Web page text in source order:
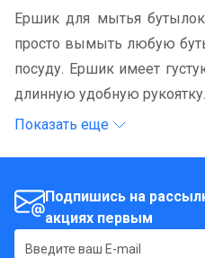
Ершик для мытья бутылок
просто вымыть любую
посуду. Ершик имеет
длинную удобную рукоятку.
Показать еще
Подпишись на
акциях первым